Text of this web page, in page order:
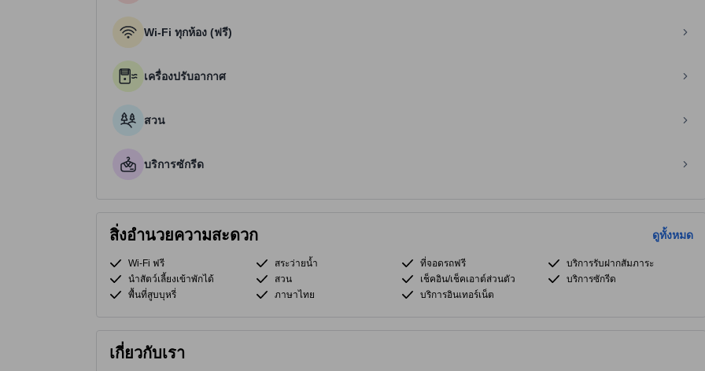
Wi-Fi ทุกห้อง (ฟรี)
เครื่องปรับอากาศ
สวน
บริการซักรีด
สิ่งอำนวยความสะดวก ดูทั้งหมด
Wi-Fi ฟรี สระว่ายน้ำ ที่จอดรถฟรี
บริการรับฝากสัมภาระ
นำสัตว์เลี้ยงเข้าพักได้
สวน เช็คอิน/เช็คเอาต์ส่วนตัว
บริการซักรีด
พื้นที่สูบบุหรี่
ภาษาไทย บริการอินเทอร์เน็ต
เกี่ยวกับเรา